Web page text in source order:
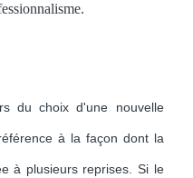
du choix d'une nouvelle
à la façon dont la
à plusieurs reprises. Si le